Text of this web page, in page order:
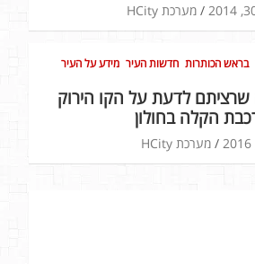
מערכת HCity
בראש הכותרות חדשות העיר מידע על העיר
לדעת על הקו הירוק
הקלה בחולון
מערכת HCity